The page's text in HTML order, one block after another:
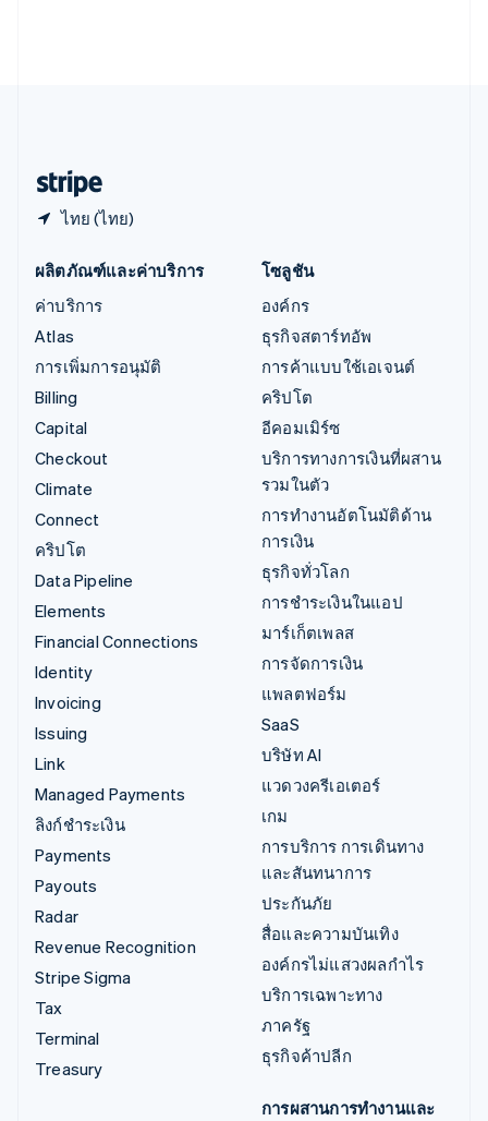
ไทย (ไทย)
ผลิตภัณฑ์และค่าบริการ
ค่าบริการ
Atlas
การเพิ่มการอนุมัติ
Billing
Capital
Checkout
Climate
Connect
คริปโต
Data Pipeline
Elements
Financial Connections
Identity
Invoicing
Issuing
Link
Managed Payments
ลิงก์ชำระเงิน
Payments
Payouts
Radar
Revenue Recognition
Stripe Sigma
Tax
Terminal
Treasury
โซลูชัน
องค์กร
ธุรกิจสตาร์ทอัพ
การค้าแบบใช้เอเจนต์
คริปโต
อีคอมเมิร์ซ
บริการทางการเงินที่ผสาน
รวมในตัว
การทำงานอัตโนมัติด้าน
การเงิน
ธุรกิจทั่วโลก
การชำระเงินในแอป
มาร์เก็ตเพลส
การจัดการเงิน
แพลตฟอร์ม
SaaS
บริษัท AI
แวดวงครีเอเตอร์
เกม
การบริการ การเดินทาง
และสันทนาการ
ประกันภัย
สื่อและความบันเทิง
องค์กรไม่แสวงผลกำไร
บริการเฉพาะทาง
ภาครัฐ
ธุรกิจค้าปลีก
การผสานการทำงานและ